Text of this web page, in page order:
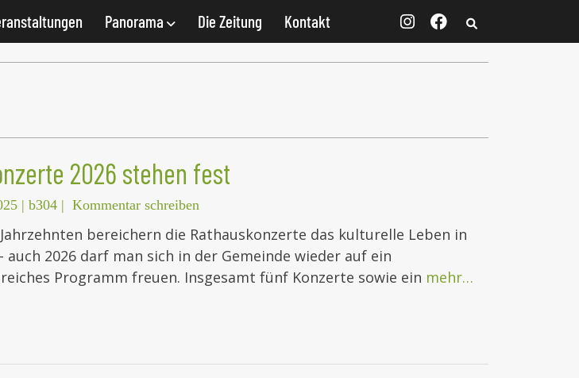
Panorama Die Zeitung Kontakt
2026 stehen fest
| b304 | Kommentar schreiben
bereichern die Rathauskonzerte das kulturelle Leben in
2026 darf man sich in der Gemeinde wieder auf ein
Programm freuen. Insgesamt fünf Konzerte sowie ein mehr…